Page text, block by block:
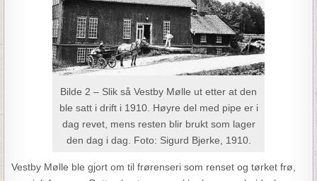
Bilde 2 – Slik så Vestby Mølle ut etter at den
ble satt i drift i 1910. Høyre del med pipe er i
dag revet, mens resten blir brukt som lager
den dag i dag. Foto: Sigurd Bjerke, 1910.
Vestby Mølle ble gjort om til frørenseri som renset og tørket frø,